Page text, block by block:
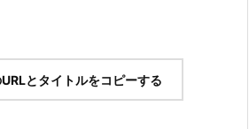
とタイトルをコピーする